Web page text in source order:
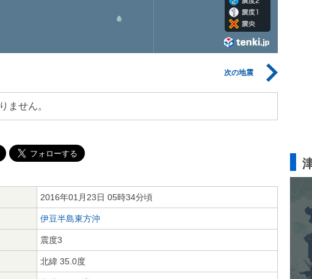
次の地震
ません。
2016年01月23日 05時34分頃
伊豆半島東方沖
震度3
北緯 35.0度